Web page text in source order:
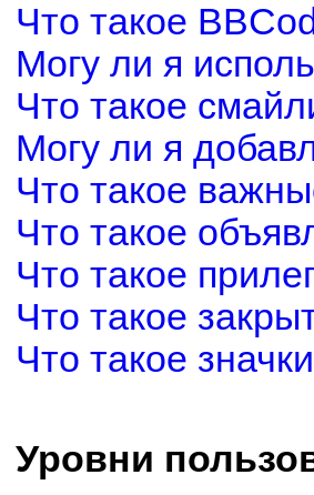
Что такое
Могу ли я
Что такое
Могу ли я
Что такое
Что такое
Что такое
Что такое
Что такое
Уровни